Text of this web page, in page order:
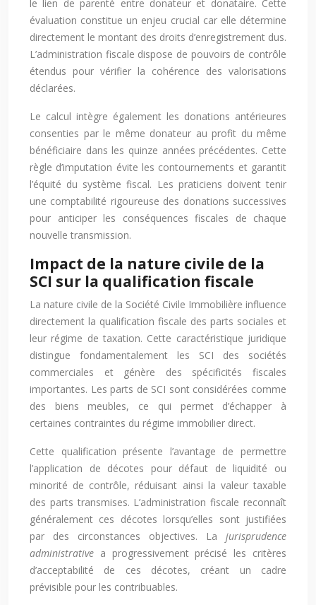
le lien de parenté entre donateur et donataire. Cette
évaluation constitue un enjeu crucial car elle détermine
directement le montant des droits d’enregistrement dus.
L’administration fiscale dispose de pouvoirs de contrôle
étendus pour vérifier la cohérence des valorisations
déclarées.
Le calcul intègre également les donations antérieures
consenties par le même donateur au profit du même
bénéficiaire dans les quinze années précédentes. Cette
règle d’imputation évite les contournements et garantit
l’équité du système fiscal. Les praticiens doivent tenir
une comptabilité rigoureuse des donations successives
pour anticiper les conséquences fiscales de chaque
nouvelle transmission.
Impact de la nature civile de la
SCI sur la qualification fiscale
La nature civile de la Société Civile Immobilière influence
directement la qualification fiscale des parts sociales et
leur régime de taxation. Cette caractéristique juridique
distingue fondamentalement les SCI des sociétés
commerciales et génère des spécificités fiscales
importantes. Les parts de SCI sont considérées comme
des biens meubles, ce qui permet d’échapper à
certaines contraintes du régime immobilier direct.
Cette qualification présente l’avantage de permettre
l’application de décotes pour défaut de liquidité ou
minorité de contrôle, réduisant ainsi la valeur taxable
des parts transmises. L’administration fiscale reconnaît
généralement ces décotes lorsqu’elles sont justifiées
par des circonstances objectives. La jurisprudence
administrative a progressivement précisé les critères
d’acceptabilité de ces décotes, créant un cadre
prévisible pour les contribuables.